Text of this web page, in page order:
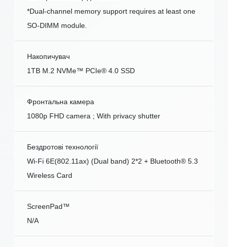
*Dual-channel memory support requires at least one
SO-DIMM module.
Накопичувач
1TB M.2 NVMe™ PCIe® 4.0 SSD
Фронтальна камера
1080p FHD camera ; With privacy shutter
Бездротові технології
Wi-Fi 6E(802.11ax) (Dual band) 2*2 + Bluetooth® 5.3
Wireless Card
ScreenPad™
N/A